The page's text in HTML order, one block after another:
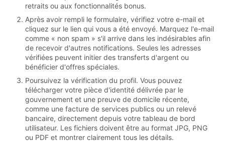
retraits ou aux fonctionnalités bonus.
Après avoir rempli le formulaire, vérifiez votre e-mail et
cliquez sur le lien qui vous a été envoyé. Marquez l'e-mail
comme « non spam » s'il arrive dans les indésirables afin
de recevoir d'autres notifications. Seules les adresses
vérifiées peuvent initier des transferts d'argent ou
bénéficier d'offres spéciales.
Poursuivez la vérification du profil. Vous pouvez
télécharger votre pièce d'identité délivrée par le
gouvernement et une preuve de domicile récente,
comme une facture de services publics ou un relevé
bancaire, directement depuis votre tableau de bord
utilisateur. Les fichiers doivent être au format JPG, PNG
ou PDF et montrer clairement tous les détails.